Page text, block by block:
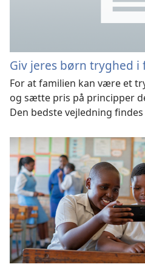
Giv jeres børn tryghed i
For at familien kan være et
og sætte pris på principper
Den bedste vejledning